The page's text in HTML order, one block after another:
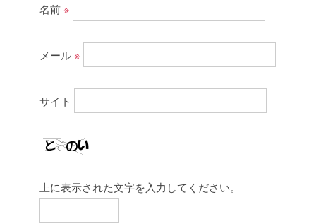
名前※
メール※
サイト
上に表示された文字を入力してください。